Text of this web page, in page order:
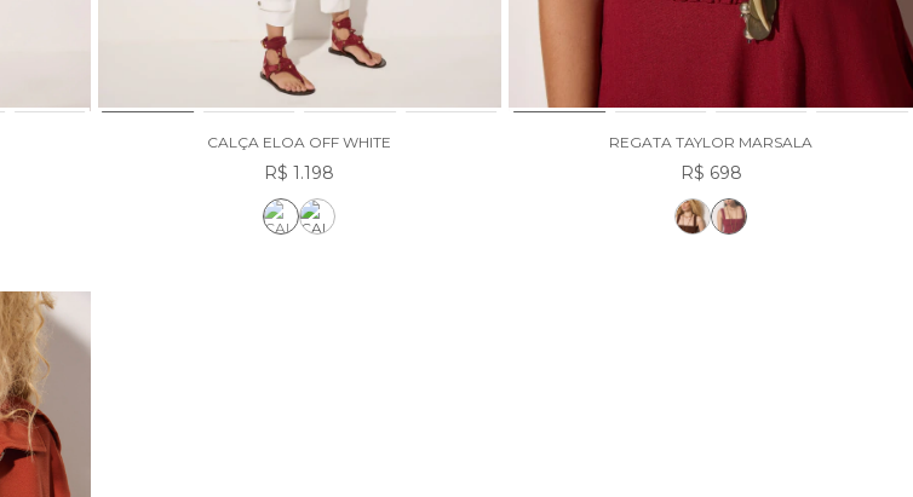
CALÇA ELOA OFF WHITE
R$ 1.198
REGATA TAYLOR MARSALA
R$ 698